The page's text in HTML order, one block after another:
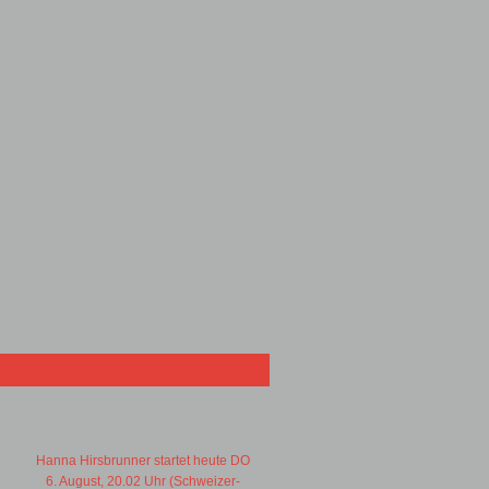
Hanna Hirsbrunner startet heute DO
6. August, 20.02 Uhr (Schweizer-